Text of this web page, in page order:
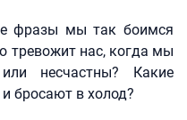
фразы мы так боимся
тревожит нас, когда мы
несчастны? Какие
бросают в холод?